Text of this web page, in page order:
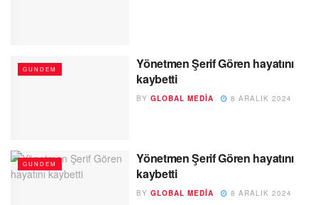
GUNDEM
Yönetmen Şerif Gören hayatını
kaybetti
BY GLOBAL MEDIA 8 ARALIK 2024
GUNDEM
Yönetmen Şerif Gören hayatını
kaybetti
BY GLOBAL MEDIA 8 ARALIK 2024